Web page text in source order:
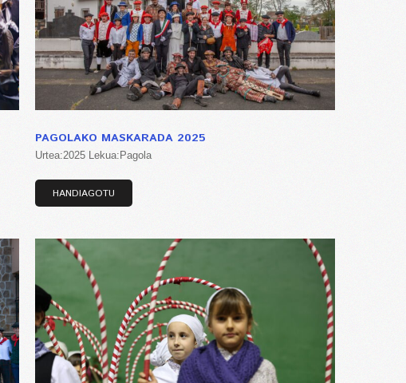
PAGOLAKO MASKARADA 2025
Urtea:2025 Lekua:Pagola
HANDIAGOTU